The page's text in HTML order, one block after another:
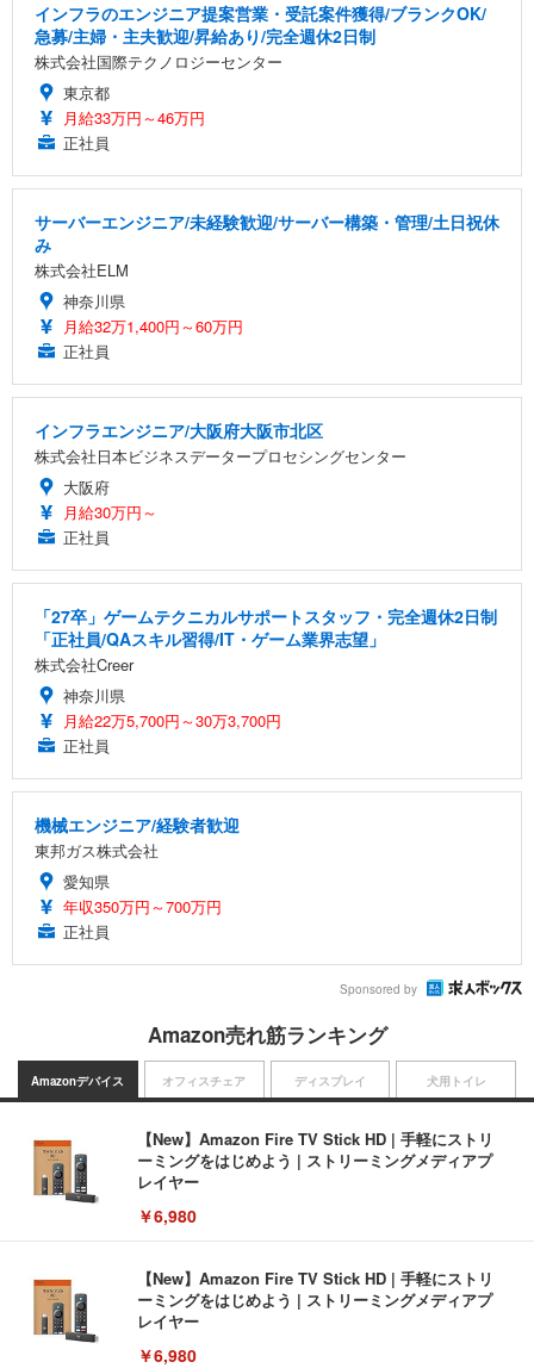
インフラのエンジニア提案営業・受託案件獲得/ブランクOK/
急募/主婦・主夫歓迎/昇給あり/完全週休2日制
株式会社国際テクノロジーセンター
東京都
月給33万円～46万円
正社員
サーバーエンジニア/未経験歓迎/サーバー構築・管理/土日祝休
み
株式会社ELM
神奈川県
月給32万1,400円～60万円
正社員
インフラエンジニア/大阪府大阪市北区
株式会社日本ビジネスデータープロセシングセンター
大阪府
月給30万円～
正社員
「27卒」ゲームテクニカルサポートスタッフ・完全週休2日制
「正社員/QAスキル習得/IT・ゲーム業界志望」
株式会社Creer
神奈川県
月給22万5,700円～30万3,700円
正社員
機械エンジニア/経験者歓迎
東邦ガス株式会社
愛知県
年収350万円～700万円
正社員
Sponsored by
Amazon売れ筋ランキング
Amazonデバイス
【New】Amazon Fire TV Stick HD | 手軽にストリ
ーミングをはじめよう | ストリーミングメディアプ
レイヤー
￥6,980
【New】Amazon Fire TV Stick HD | 手軽にストリ
ーミングをはじめよう | ストリーミングメディアプ
レイヤー
￥6,980
オフィスチェア ディスプレイ 犬用トイレ